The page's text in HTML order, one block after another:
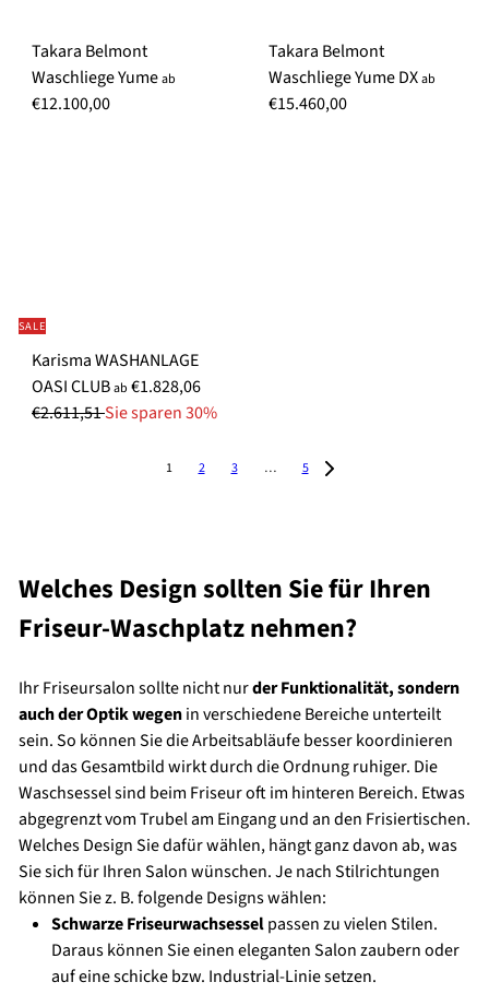
Takara Belmont
Waschliege Yumeab
€12.100,00
Takara Belmont
Waschliege Yume DXab
€15.460,00
SALE
Karisma WASHANLAGE
OASI CLUBab €1.828,06N
o
m
P
r
s
€2.611,51Sie sparen 30%
1 2 3 … 5
Welches Design sollten Sie für Ihren
Friseur-Waschplatz nehmen?
Ihr Friseursalon sollte nicht nurder Funktionalität, sondern
auch der Optik wegenin verschiedene Bereiche unterteilt
sein. So können Sie die Arbeitsabläufe besser koordinieren
und das Gesamtbild wirkt durch die Ordnung ruhiger. Die
Waschsessel sind beim Friseur oft im hinteren Bereich. Etwas
abgegrenzt vom Trubel am Eingang und an den Frisiertischen.
Welches Design Sie dafür wählen, hängt ganz davon ab, was
Sie sich für Ihren Salon wünschen. Je nach Stilrichtungen
können Sie z. B. folgende Designs wählen:
Schwarze Friseurwachsesselpassen zu vielen Stilen.
Daraus können Sie einen eleganten Salon zaubern oder
auf eine schicke bzw. Industrial-Linie setzen.